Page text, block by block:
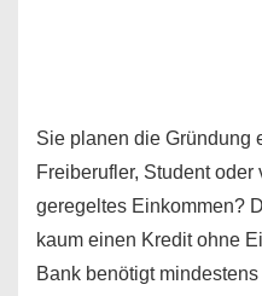
Sie planen die Gründung
Freiberufler, Student oder
geregeltes Einkommen?
kaum einen Kredit ohne
Bank benötigt